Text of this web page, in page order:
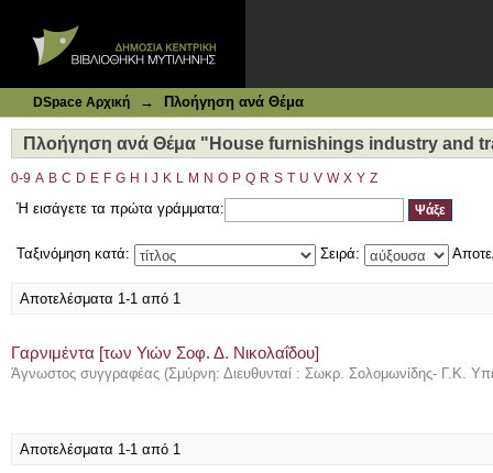
DSpace Αρχική → Πλοήγηση ανά Θέμα
Πλοήγηση ανά Θέμα "House furnishings industry and
0-9 A B C D E F G H J K L M N O P Q R S T U V W X Y Z
Ή εισάγετε τα πρώτα γράμματα:
Ταξινόμηση κατά: Σειρά:
Αποτελέσματα 1-1 από 1
Γαρνιμέντα [των Υιών Σοφ. Δ. Νικολαΐδου]
Άγνωστος συγγραφέας (Σμύρνη: Διευθυνταί : Σωκρ. Σολομωνίδης- Γ.Κ.
Αποτελέσματα 1-1 από 1